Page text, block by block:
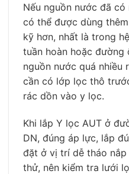
Nếu nguồn nước đã
có thể được dùng
kỹ hơn, nhất là trong
tuần hoàn hoặc đường
nguồn nước quá nhiều
cần có lớp lọc thô
rác dồn vào y lọc.
Khi lắp Y lọc AUT ở
DN, đúng áp lực, lắp
đặt ở vị trí dễ tháo nắp
thử, nên kiểm tra lưới